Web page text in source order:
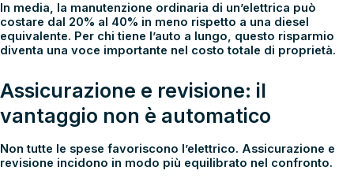
In media, la manutenzione ordinaria di un’elettrica può
costare dal 20% al 40% in meno rispetto a una diesel
equivalente. Per chi tiene l’auto a lungo, questo risparmio
diventa una voce importante nel costo totale di proprietà.
Assicurazione e revisione: il
vantaggio non è automatico
Non tutte le spese favoriscono l’elettrico. Assicurazione e
revisione incidono in modo più equilibrato nel confronto.